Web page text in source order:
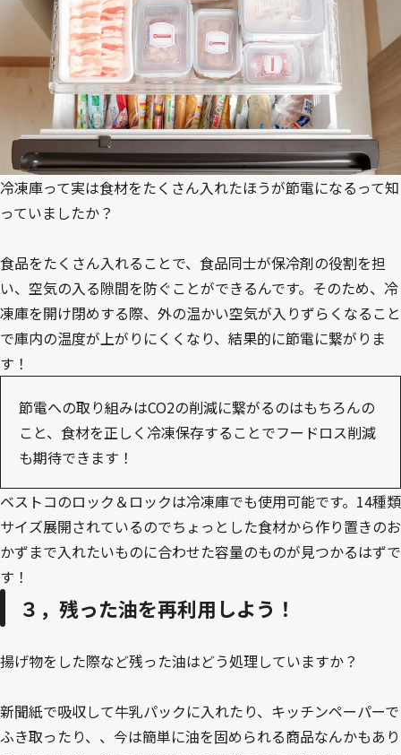
冷凍庫って実は食材をたくさん入れたほうが節電になるって知
っていましたか？
食品をたくさん入れることで、食品同士が保冷剤の役割を担
い、空気の入る隙間を防ぐことができるんです。そのため、冷
凍庫を開け閉めする際、外の温かい空気が入りずらくなること
で庫内の温度が上がりにくくなり、結果的に節電に繋がりま
す！
節電への取り組みはCO2の削減に繋がるのはもちろんの
こと、食材を正しく冷凍保存することでフードロス削減
も期待できます！
ベストコのロック＆ロックは冷凍庫でも使用可能です。14種類
サイズ展開されているのでちょっとした食材から作り置きのお
かずまで入れたいものに合わせた容量のものが見つかるはずで
す！
３，残った油を再利用しよう！
揚げ物をした際など残った油はどう処理していますか？
新聞紙で吸収して牛乳パックに入れたり、キッチンペーパーで
ふき取ったり、、今は簡単に油を固められる商品なんかもあり